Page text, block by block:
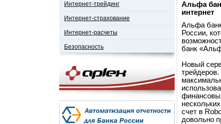
Интернет-трейдинг
Интернет-страхование
Интернет-расчеты
Безопасность
Альфа
интернет
Альфа
России,
банк
Новый
трейдеров.
счет в
довольно